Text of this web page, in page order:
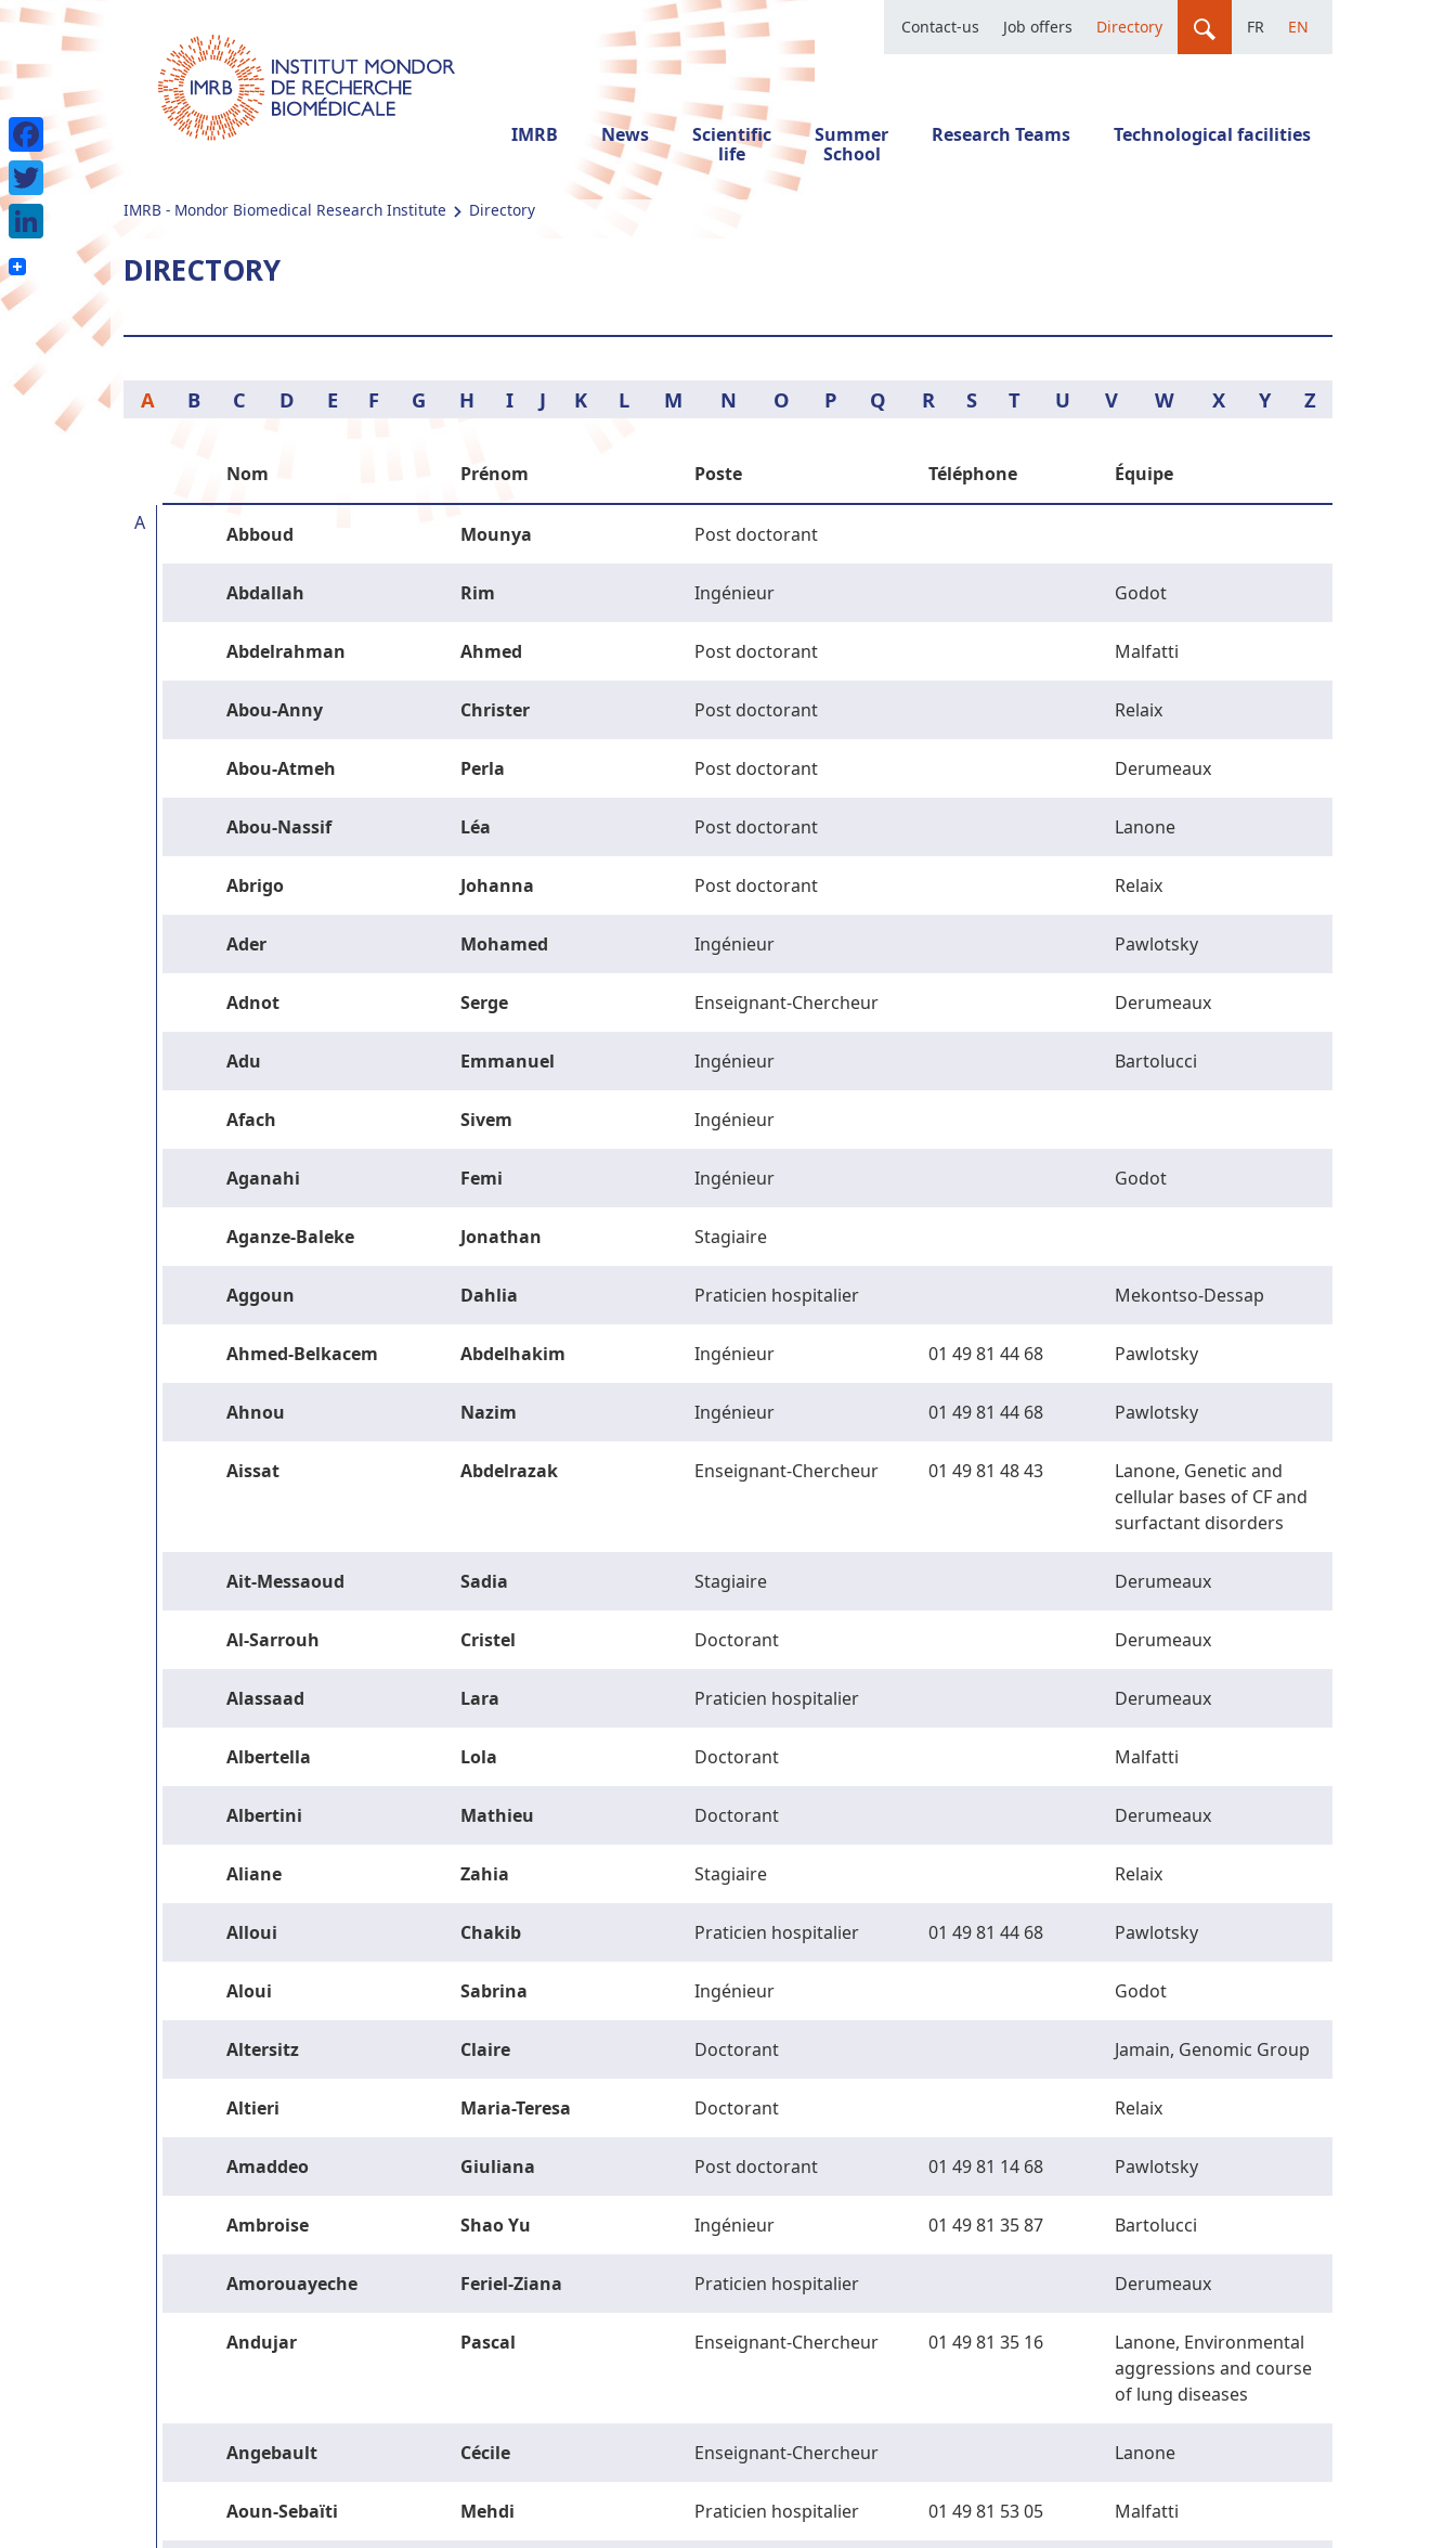
Contact-us Job offers Directory FR EN
IMRB News
Scientific
life
Summer
School
Research Teams Technological facilities
IMRB - Mondor Biomedical Research Institute Directory
DIRECTORY
A B C D E F G H I J K L M N O P Q R S T U V W X Y Z
Nom Prénom Poste Téléphone Équipe
A Abboud Mounya Post doctorant
Abdallah Rim Ingénieur Godot
Abdelrahman Ahmed Post doctorant Malfatti
Abou-Anny Christer Post doctorant Relaix
Abou-Atmeh Perla Post doctorant Derumeaux
Abou-Nassif Léa Post doctorant Lanone
Abrigo Johanna Post doctorant Relaix
Ader Mohamed Ingénieur Pawlotsky
Adnot Serge Enseignant-Chercheur Derumeaux
Adu Emmanuel Ingénieur Bartolucci
Afach Sivem Ingénieur
Aganahi Femi Ingénieur Godot
Aganze-Baleke Jonathan Stagiaire
Aggoun Dahlia Praticien hospitalier Mekontso-Dessap
Ahmed-Belkacem Abdelhakim Ingénieur 01 49 81 44 68 Pawlotsky
Ahnou Nazim Ingénieur 01 49 81 44 68 Pawlotsky
Aissat Abdelrazak Enseignant-Chercheur 01 49 81 48 43
Lanone, Genetic and
cellular bases of CF and
surfactant disorders
Ait-Messaoud Sadia Stagiaire Derumeaux
Al-Sarrouh Cristel Doctorant Derumeaux
Alassaad Lara Praticien hospitalier Derumeaux
Albertella Lola Doctorant Malfatti
Albertini Mathieu Doctorant Derumeaux
Aliane Zahia Stagiaire Relaix
Alloui Chakib Praticien hospitalier 01 49 81 44 68 Pawlotsky
Aloui Sabrina Ingénieur Godot
Altersitz Claire Doctorant Jamain, Genomic Group
Altieri Maria-Teresa Doctorant Relaix
Amaddeo Giuliana Post doctorant 01 49 81 14 68 Pawlotsky
Ambroise Shao Yu Ingénieur 01 49 81 35 87 Bartolucci
Amorouayeche Feriel-Ziana Praticien hospitalier Derumeaux
Andujar Pascal Enseignant-Chercheur 01 49 81 35 16
Lanone, Environmental
aggressions and course
of lung diseases
Angebault Cécile Enseignant-Chercheur Lanone
Aoun-Sebaïti Mehdi Praticien hospitalier 01 49 81 53 05 Malfatti
Facebook
Twitter
LinkedIn